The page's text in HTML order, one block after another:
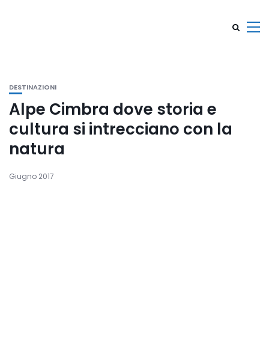
DESTINAZIONI
Alpe Cimbra dove storia e
cultura si intrecciano con la
natura
Giugno 2017